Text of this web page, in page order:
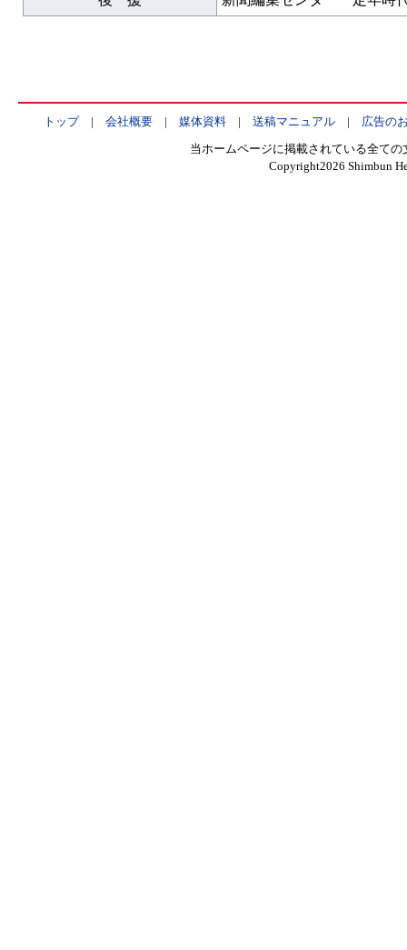
トップ| 会社概要| 媒体資料| 送稿マニュアル| 広告の
当ホームページに掲載されている全て
Copyright2026 Shimbun